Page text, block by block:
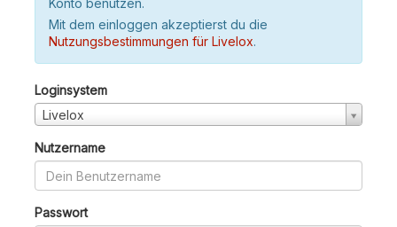
Konto benutzen.
Mit dem einloggen akzeptierst du die
Nutzungsbestimmungen für Livelox.
Loginsystem
Livelox
Nutzername
Passwort